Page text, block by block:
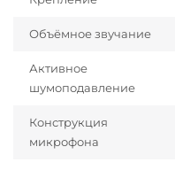
Объёмное звучание
Активное
шумоподавление
Конструкция
микрофона